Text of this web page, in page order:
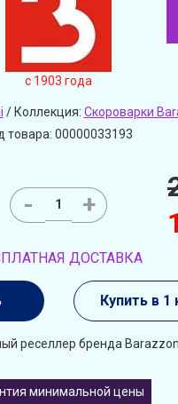
c 1903 года
/ Коллекция: Скороварки
товара: 00000033193
- +
ДОСТАВКА
Купить в 1
реселлер бренда
минимальной цены